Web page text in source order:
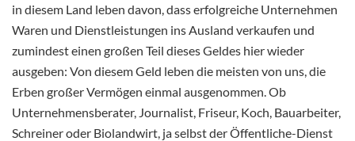
in diesem Land leben davon, dass erfolgreiche Unternehmen
Waren und Dienstleistungen ins Ausland verkaufen und
zumindest einen großen Teil dieses Geldes hier wieder
ausgeben: Von diesem Geld leben die meisten von uns, die
Erben großer Vermögen einmal ausgenommen. Ob
Unternehmensberater, Journalist, Friseur, Koch, Bauarbeiter,
Schreiner oder Biolandwirt, ja selbst der Öffentliche-Dienst